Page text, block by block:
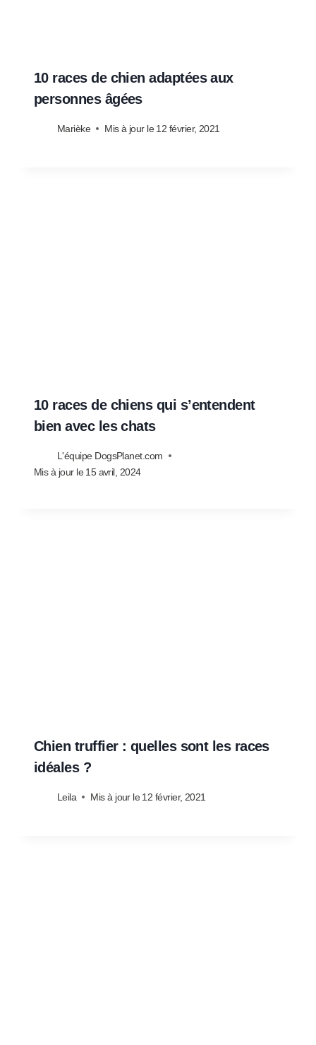
10 races de chien adaptées aux
personnes âgées
Marièke Mis à jour le 12 février, 2021
10 races de chiens qui s’entendent
bien avec les chats
L'équipe DogsPlanet.com
Mis à jour le 15 avril, 2024
Chien truffier : quelles sont les races
idéales ?
Leila Mis à jour le 12 février, 2021